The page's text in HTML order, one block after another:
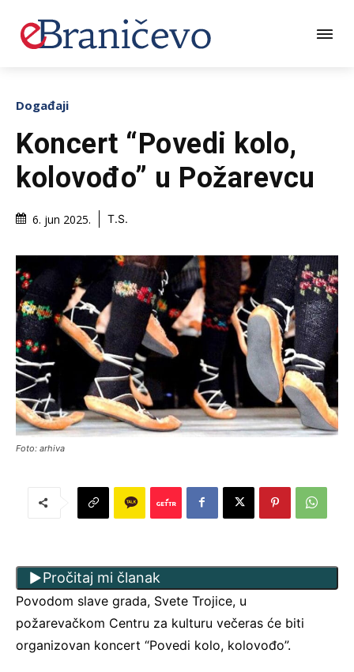
Događaji
Koncert “Povedi kolo,
kolovođo” u Požarevcu
6. jun 2025. T.S.
Foto: arhiva
Pročitaj mi članak
Povodom slave grada, Svete Trojice, u
požarevačkom Centru za kulturu večeras će biti
organizovan koncert “Povedi kolo, kolovođo”.